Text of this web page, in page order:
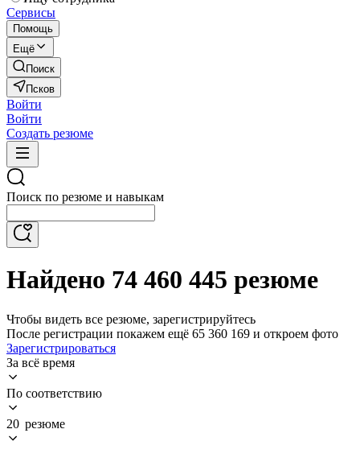
Сервисы
Помощь
Ещё
Поиск
Псков
Войти
Войти
Создать резюме
Поиск по резюме и навыкам
Найдено 74 460 445 резюме
Чтобы видеть все резюме, зарегистрируйтесь
После регистрации покажем ещё 65 360 169 и откроем фото
Зарегистрироваться
За всё время
По соответствию
20 резюме